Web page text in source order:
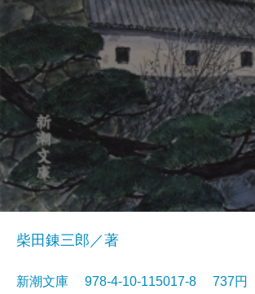
柴田錬三郎／著
新潮文庫 978-4-10-115017-8 737円